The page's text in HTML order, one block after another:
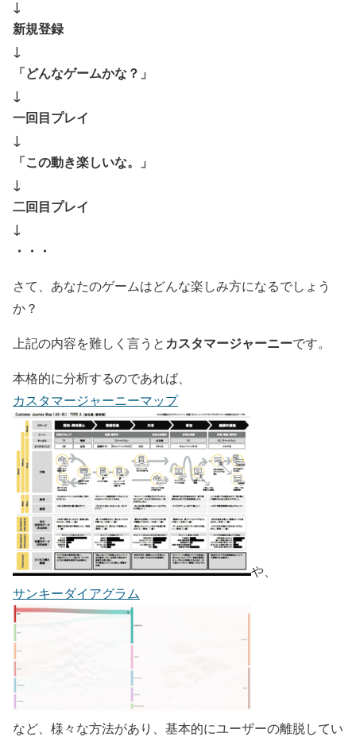
↓
新規登録
↓
「どんなゲームかな？」
↓
一回目プレイ
↓
「この動き楽しいな。」
↓
二回目プレイ
↓
・・・
さて、あなたのゲームはどんな楽しみ方になるでしょう
か？
上記の内容を難しく言うとカスタマージャーニーです。
本格的に分析するのであれば、
カスタマージャーニーマップ
や、
サンキーダイアグラム
など、様々な方法があり、基本的にユーザーの離脱してい